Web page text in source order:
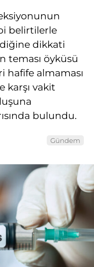
belirtilerle
dikkati
teması öyküsü
hafife almaması
karşı vakit
bulundu.
Gündem